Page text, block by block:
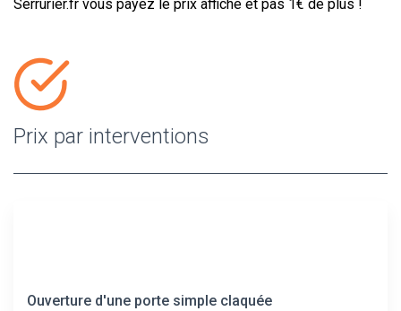
Serrurier.fr vous payez le prix affiché et pas 1€ de plus !
Prix par interventions
Ouverture d'une porte simple claquée